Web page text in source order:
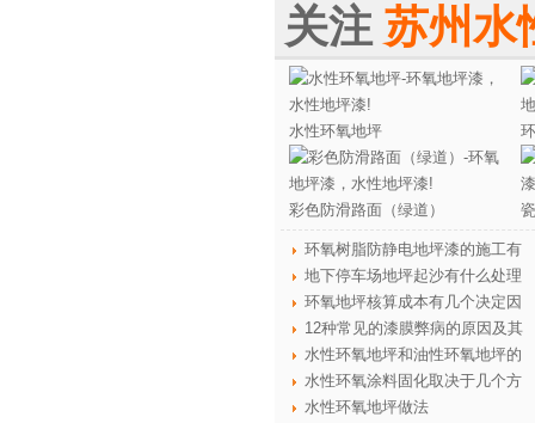
关注 苏州水
水性环氧地坪
彩色防滑路面（绿道）
环氧树脂防静电地坪漆的施工有
地下停车场地坪起沙有什么处理
环氧地坪核算成本有几个决定因
12种常见的漆膜弊病的原因及其
水性环氧地坪和油性环氧地坪的
水性环氧涂料固化取决于几个方
水性环氧地坪做法